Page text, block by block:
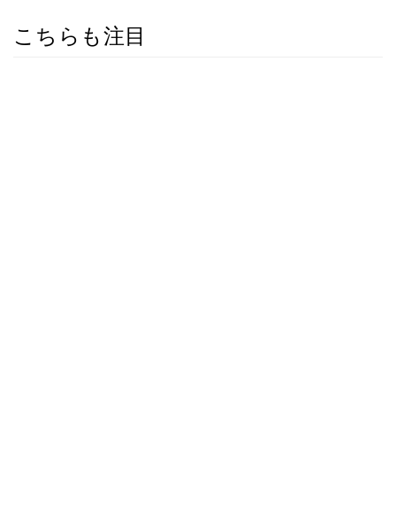
こちらも注目